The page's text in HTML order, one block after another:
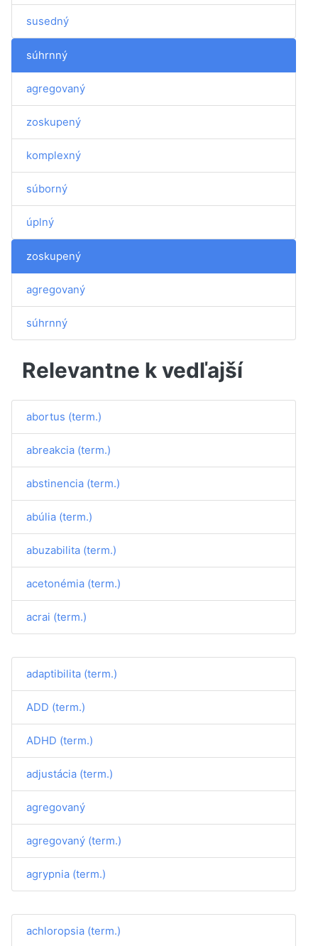
susedný
súhrnný
agregovaný
zoskupený
komplexný
súborný
úplný
zoskupený
agregovaný
súhrnný
Relevantne k vedľajší
abortus (term.)
abreakcia (term.)
abstinencia (term.)
abúlia (term.)
abuzabilita (term.)
acetonémia (term.)
acrai (term.)
adaptibilita (term.)
ADD (term.)
ADHD (term.)
adjustácia (term.)
agregovaný
agregovaný (term.)
agrypnia (term.)
achloropsia (term.)